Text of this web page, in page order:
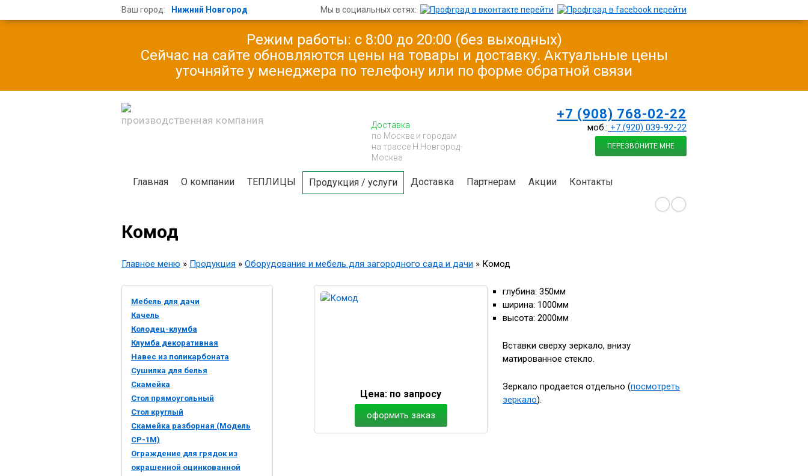
Ваш город: Нижний Новгород Мы в социальных сетях:
Режим работы: с 8:00 до 20:00 (без выходных)
Сейчас на сайте обновляются цены на товары и доставку. Актуальные цены
уточняйте у менеджера по телефону или по форме обратной связи
производственная компания
Доставка
по Москве и городам
на трассе Н.Новгород-
Москва
+7 (908) 768-02-22
моб.: +7 (920) 039-92-22
ПЕРЕЗВОНИТЕ МНЕ
Главная О компании ТЕПЛИЦЫ Продукция / услуги Доставка Партнерам Акции Контакты
Комод
Главное меню » Продукция » Оборудование и мебель для загородного сада и дачи » Комод
Мебель для дачи
Качель
Колодец-клумба
Клумба декоративная
Навес из поликарбоната
Cушилка для белья
Скамейка
Cтол прямоугольный
Стол круглый
Скамейка разборная (Модель
СР-1М)
Ограждение для грядок из
окрашенной оцинкованной
Цена: по запросу
оформить заказ
глубина: 350мм
ширина: 1000мм
высота: 2000мм
Вставки сверху зеркало, внизу
матированное стекло.
Зеркало продается отдельно (посмотреть
зеркало).